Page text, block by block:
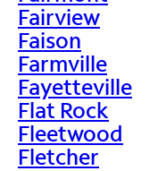
Fairview
Faison
Farmville
Fayetteville
Flat Rock
Fleetwood
Fletcher